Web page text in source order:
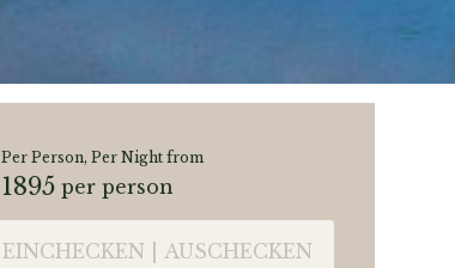
Per Person, Per Night from
1895 per person